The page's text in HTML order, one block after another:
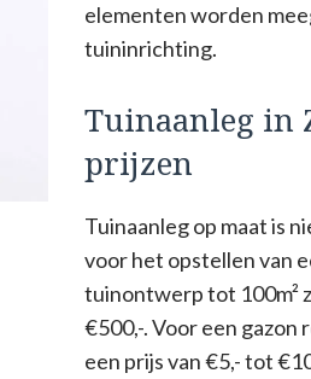
elementen worden
tuininrichting.
Tuinaanleg in
prijzen
Tuinaanleg op maat is
voor het opstellen van
tuinontwerp tot 100m²
€500,-. Voor een gazon
een prijs van €5,- tot